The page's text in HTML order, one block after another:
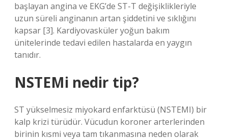
başlayan angina ve EKG’de ST-T değişiklikleriyle
uzun süreli anginanın artan şiddetini ve sıklığını
kapsar [3]. Kardiyovasküler yoğun bakım
ünitelerinde tedavi edilen hastalarda en yaygın
tanıdır.
NSTEMi nedir tip?
ST yükselmesiz miyokard enfarktüsü (NSTEMI) bir
kalp krizi türüdür. Vücudun koroner arterlerinden
birinin kısmi veya tam tıkanmasına neden olarak